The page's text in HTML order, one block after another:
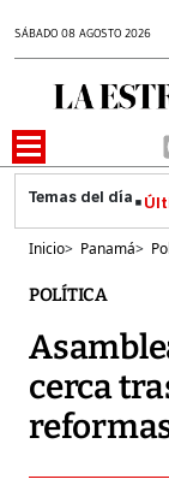
SÁBADO 08 AGOSTO 2026
Inicio> Panamá>
POLÍTICA
cerca